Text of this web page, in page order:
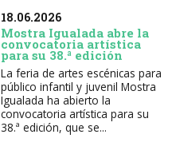
18.06.2026
Mostra Igualada abre la
convocatoria artística
para su 38.ª edición
La feria de artes escénicas para
público infantil y juvenil Mostra
Igualada ha abierto la
convocatoria artística para su
38.ª edición, que se...